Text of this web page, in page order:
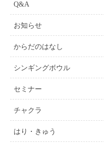
Q&A
お知らせ
からだのはなし
シンギングボウル
セミナー
チャクラ
はり・きゅう